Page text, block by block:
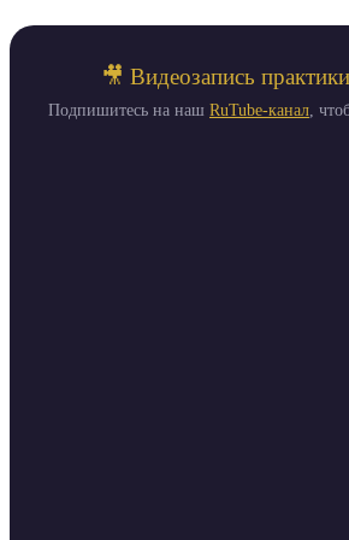
🎥 Видеозапись
Подпишитесь на наш RuTube-канал ,